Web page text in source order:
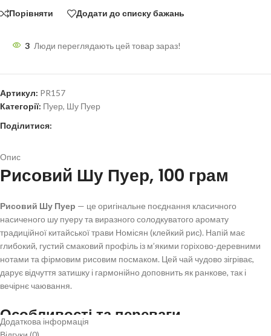
Порівняти Додати до списку бажань
3 Люди переглядають цей товар зараз!
Артикул: PR157
Категорії: Пуер, Шу Пуер
Поділитися:
Опис
Рисовий Шу Пуер, 100 грам
Рисовий Шу Пуер — це оригінальне поєднання класичного
насиченого шу пуеру та виразного солодкуватого аромату
традиційної китайської трави Номісян (клейкий рис). Напій має
глибокий, густий смаковий профіль із м’якими горіхово-деревними
нотами та фірмовим рисовим посмаком. Цей чай чудово зігріває,
дарує відчуття затишку і гармонійно доповнить як ранкове, так і
вечірнє чаювання.
Особливості та переваги
Додаткова інформація